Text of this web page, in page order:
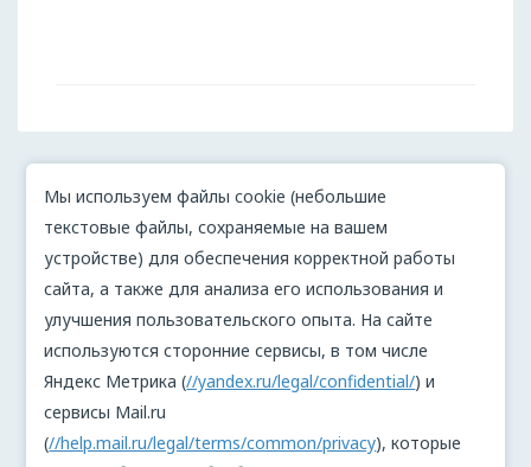
Мы используем файлы cookie (небольшие
текстовые файлы, сохраняемые на вашем
устройстве) для обеспечения корректной работы
сайта, а также для анализа его использования и
улучшения пользовательского опыта. На сайте
используются сторонние сервисы, в том числе
Яндекс Метрика (//yandex.ru/legal/confidential/) и
сервисы Mail.ru
(//help.mail.ru/legal/terms/common/privacy), которые